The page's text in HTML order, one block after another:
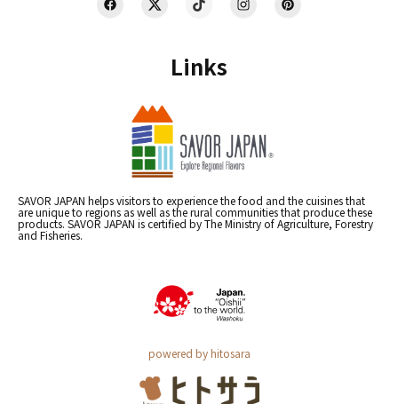
Links
SAVOR JAPAN helps visitors to experience the food and the cuisines that
are unique to regions as well as the rural communities that produce these
products. SAVOR JAPAN is certified by The Ministry of Agriculture, Forestry
and Fisheries.
powered by hitosara